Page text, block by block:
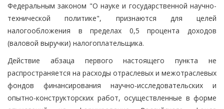
Федеральным законом "О науке и государственной научно-
технической политике", признаются для целей
налогообложения в пределах 0,5 процента доходов
(валовой выручки) налогоплательщика.
Действие абзаца первого настоящего пункта не
распространяется на расходы отраслевых и межотраслевых
фондов финансирования научно-исследовательских и
опытно-конструкторских работ, осуществленные в форме